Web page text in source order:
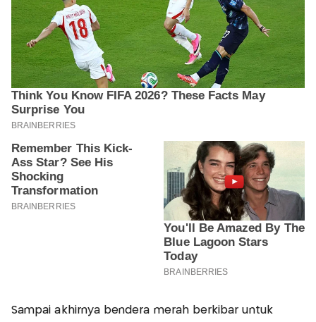
Sampai akhirnya bendera merah berkibar untuk